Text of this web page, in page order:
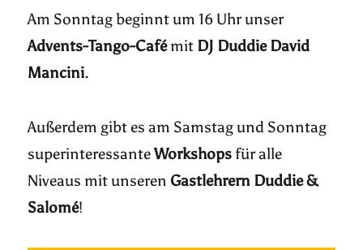
Am Sonntag beginnt um 16 Uhr unser
Advents-Tango-Cafémit DJ Duddie David
Mancini.
Außerdem gibt es am Samstag und Sonntag
superinteressanteWorkshops für alle
Niveaus mit unseren Gastlehrern Duddie &
Salomé!